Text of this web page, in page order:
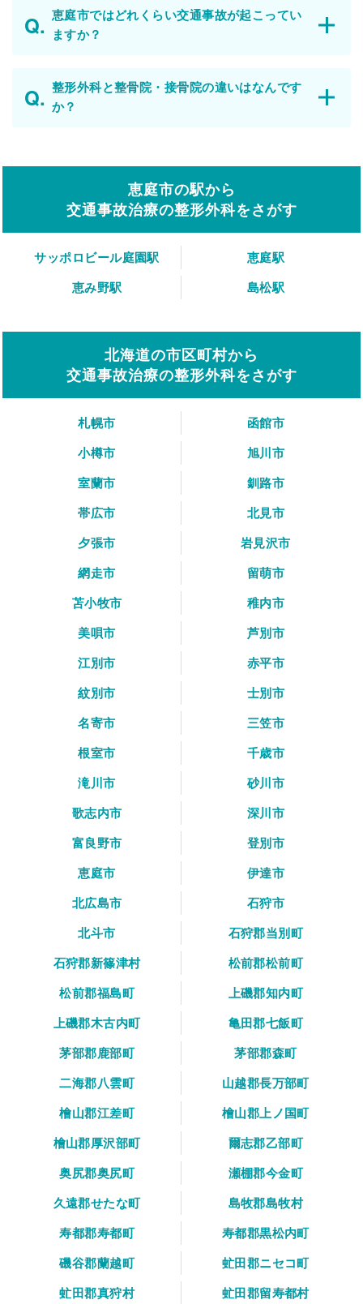
恵庭市ではどれくらい交通事故が起こってい
ますか？
整形外科と整骨院・接骨院の違いはなんです
か？
恵庭市の駅から
交通事故治療の整形外科をさがす
サッポロビール庭園駅
恵庭駅
恵み野駅
島松駅
北海道の市区町村から
交通事故治療の整形外科をさがす
札幌市
函館市
小樽市
旭川市
室蘭市
釧路市
帯広市
北見市
夕張市
岩見沢市
網走市
留萌市
苫小牧市
稚内市
美唄市
芦別市
江別市
赤平市
紋別市
士別市
名寄市
三笠市
根室市
千歳市
滝川市
砂川市
歌志内市
深川市
富良野市
登別市
恵庭市
伊達市
北広島市
石狩市
北斗市
石狩郡当別町
石狩郡新篠津村
松前郡松前町
松前郡福島町
上磯郡知内町
上磯郡木古内町
亀田郡七飯町
茅部郡鹿部町
茅部郡森町
二海郡八雲町
山越郡長万部町
檜山郡江差町
檜山郡上ノ国町
檜山郡厚沢部町
爾志郡乙部町
奥尻郡奥尻町
瀬棚郡今金町
久遠郡せたな町
島牧郡島牧村
寿都郡寿都町
寿都郡黒松内町
磯谷郡蘭越町
虻田郡ニセコ町
虻田郡真狩村
虻田郡留寿都村